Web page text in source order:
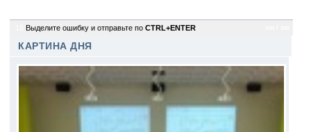
Выделите ошибку и отправьте по CTRL+ENTER
КАРТИНА ДНЯ